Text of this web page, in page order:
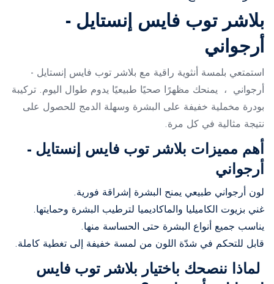
بلاشر توب فايس إنستايل -
أرجواني
استمتعي بلمسة أنثوية راقية مع بلاشر توب فايس إنستايل -
أرجواني ، يمنحك مظهرًا صحيًا طبيعيًا يدوم طوال اليوم. تركيبة
بودرة مخملية خفيفة على البشرة وسهلة الدمج للحصول على
نتيجة مثالية في كل مرة.
أهم مميزات بلاشر توب فايس إنستايل -
أرجواني
لون أرجواني طبيعي يمنح البشرة إشراقة فورية.
غني بزيوت الكاميليا والماكاديميا لترطيب البشرة وحمايتها.
يناسب جميع أنواع البشرة حتى الحساسة منها.
قابل للتحكم في شدّة اللون من لمسة خفيفة إلى تغطية كاملة.
لماذا ننصحك باختيار بلاشر توب فايس